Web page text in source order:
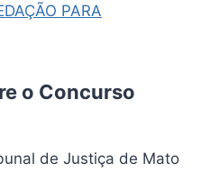
PARA
o Concurso
de Justiça de Mato